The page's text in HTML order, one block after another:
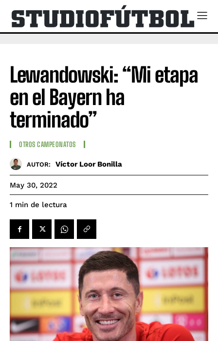
Lewandowski: “Mi etapa
en el Bayern ha
terminado”
OTROS CAMPEONATOS
AUTOR: Víctor Loor Bonilla
May 30, 2022
1 min de lectura